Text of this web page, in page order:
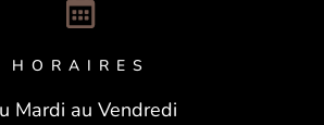
HORAIRES
Mardi au Vendredi